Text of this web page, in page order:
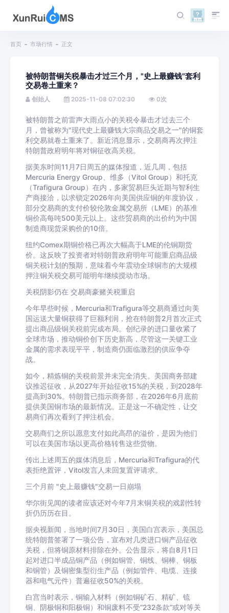
首页 市场行情 正文
被特朗普铜关税暴击才过三个月，"史上最赚钱"套利
交易卷土重来？
创始人 2025-11-08 07:02:30 0次
被特朗普之前雷声大雨点小的关税令暴击才过去三个
月，曾被称为"现代史上最赚钱大宗商品交易之一"的铜套
利交易就卷土重来了。新近消息显示，交易商再次押注
特朗普政府明年将对铜征收高关税。
据美东时间11月7日周五的媒体报道，近几周，包括
Mercuria Energy Group、维多（Vitol Group）和托克
（Trafigura Group）在内，多家贸易巨头近期与智利生
产商接洽，以求锁定2026年向美国供应铜的年度协议，
部分交易商的支付价较伦敦金属交易所（LME）的基准
铜价高每吨500美元以上。这些贸易商的出价约为中国
制造商现货采购价的10倍。
纽约Comex期铜价格已再次大幅高于LME的伦铜期货
价。这反映了投资者对特朗普政府明年可能重启商品级
铜关税计划的预期，意味着今年震动全球铜市的大规模
押注铜关税交易可能明年继续搅动市场。
关税阴影仍在 交易商豪赌关税重启
今年早些时候，Mercuria和Trafigura等交易商通过向美
国运送大量铜获得了巨额利润，抢在特朗普2月首次正式
提出商品级铜关税前完成布局。创纪录的进口量收紧了
全球市场，推动铜价创下历史新高，尽管这一关键工业
金属的需求表现平平，制造商仍面临激烈的供应争夺
战。
如今，精炼铜的关税前景并未完全消失。美国商务部建
议推迟征收，从2027年开始征收15%的关税，到2028年
提高到30%。特朗普已指示商务部，在2026年6月底前
提供美国铜市场的最新情况。正是这一不确定性，让交
易商们再次看到了押注机会。
交易商们之所以愿意支付如此高昂的溢价，是因为他们
可以在美国市场以更高价格转售这些货物。
传出上述周五的媒体消息后，Mercuria和Trafigura的代
表拒绝置评，Vitol发言人未回复置评请求。
三个月前 "史上最赚钱"交易一日崩塌
华尔街见闻的读者应该还对今年7月末铜关税的戏剧性转
折仍历历在目。
据央视新闻，当地时间7月30日，美国白宫表示，美国总
统特朗普签署了一项公告，宣布对几类进口铜产品征收
关税，但将铜原材料排除在外。公告显示，将自8月1日
起对进口半成品铜产品（例如铜管、铜线、铜棒、铜板
和铜管）及铜密集型衍生产品（例如管件、电缆、连接
器和电气元件）普遍征收50%的关税。
白宫当时表示，铜输入材料（例如铜矿石、精矿、锍
铜、阴极铜和阳极铜）和铜废料不受“232条款”或对等关